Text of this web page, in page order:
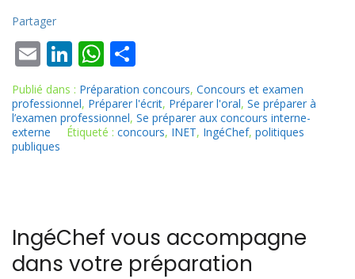
Partager
E
m
ai
l
Li
n
k
e
W
h
at
s
ar
ta
g
Publié dans : Préparation concours, Concours et examen
professionnel, Préparer l'écrit, Préparer l'oral, Se préparer à
l’examen professionnel, Se préparer aux concours interne-
externe
Étiqueté : concours, INET, IngéChef, politiques
publiques
IngéChef vous accompagne
dans votre préparation